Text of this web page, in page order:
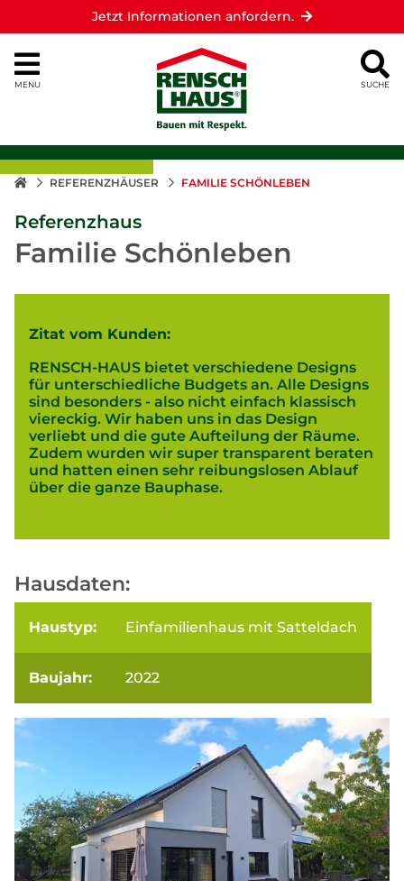
Jetzt Informationen anfordern.
MENU SUCHE
REFERENZHÄUSER FAMILIE SCHÖNLEBEN
Referenzhaus
Familie Schönleben
Zitat vom Kunden:
RENSCH-HAUS bietet verschiedene Designs
für unterschiedliche Budgets an. Alle Designs
sind besonders - also nicht einfach klassisch
viereckig. Wir haben uns in das Design
verliebt und die gute Aufteilung der Räume.
Zudem wurden wir super transparent beraten
und hatten einen sehr reibungslosen Ablauf
über die ganze Bauphase.
Hausdaten:
Haustyp: Einfamilienhaus mit Satteldach
Baujahr: 2022